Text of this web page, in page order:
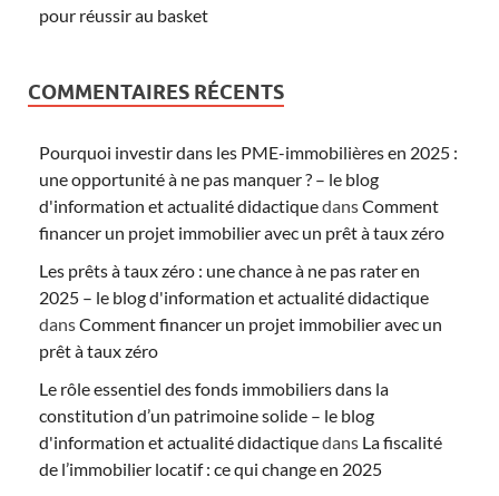
pour réussir au basket
COMMENTAIRES RÉCENTS
Pourquoi investir dans les PME-immobilières en 2025 :
une opportunité à ne pas manquer ? – le blog
d'information et actualité didactiquedansComment
financer un projet immobilier avec un prêt à taux zéro
Les prêts à taux zéro : une chance à ne pas rater en
2025 – le blog d'information et actualité didactique
dansComment financer un projet immobilier avec un
prêt à taux zéro
Le rôle essentiel des fonds immobiliers dans la
constitution d’un patrimoine solide – le blog
d'information et actualité didactiquedans La fiscalité
de l’immobilier locatif : ce qui change en 2025